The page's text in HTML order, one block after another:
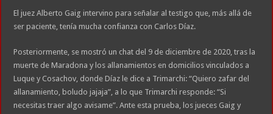
El juez Alberto Gaig intervino para señalar al testigo que, más allá de
ser paciente, tenía mucha confianza con Carlos Díaz.
Posteriormente, se mostró un chat del 9 de diciembre de 2020, tras la
muerte de Maradona y los allanamientos en domicilios vinculados a
Luque y Cosachov, donde Díaz le dice a Trimarchi: “Quiero zafar del
allanamiento, boludo jajaja”, a lo que Trimarchi responde: “Si
necesitas traer algo avisame”. Ante esta prueba, los jueces Gaig y